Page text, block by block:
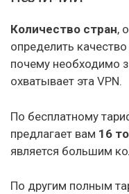
Количество стран,
определить
почему необходимо
охватывает эта VPN.
По бесплатному
предлагает вам 16
является большим
По другим полным